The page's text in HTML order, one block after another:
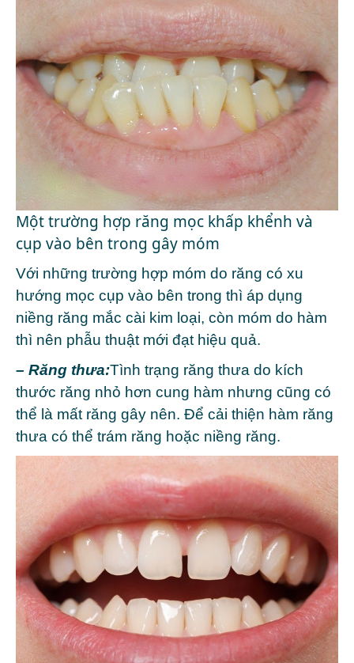
Một trường hợp răng mọc khấp khểnh và
cụp vào bên trong gây móm
Với những trường hợp móm do răng có xu
hướng mọc cụp vào bên trong thì áp dụng
niềng răng mắc cài kim loại, còn móm do hàm
thì nên phẫu thuật mới đạt hiệu quả.
– Răng thưa:Tình trạng răng thưa do kích
thước răng nhỏ hơn cung hàm nhưng cũng có
thể là mất răng gây nên. Để cải thiện hàm răng
thưa có thể trám răng hoặc niềng răng.